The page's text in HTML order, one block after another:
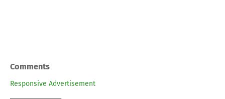
Comments
Responsive Advertisement